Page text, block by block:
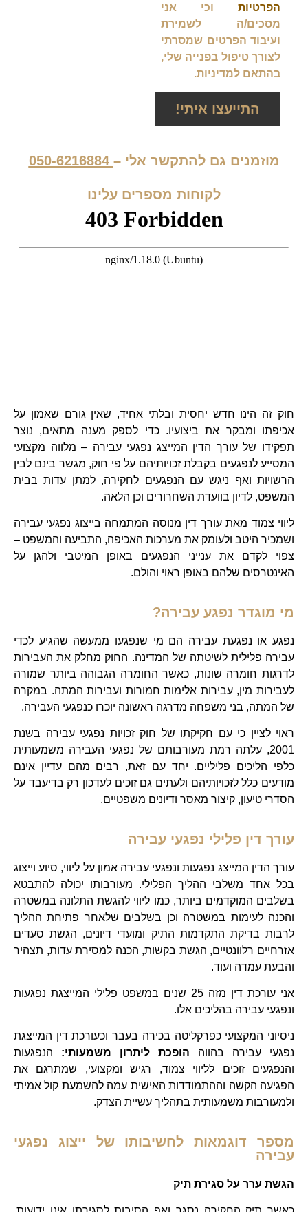
הפרטיות וכי אני
מסכים/ה לשמירת
ועיבוד הפרטים שמסרתי
לצורך טיפול בפנייה שלי,
בהתאם למדיניות.
התייעצו איתי!
מוזמנים גם להתקשר אלי – 050-6216884
לקוחות מספרים עלינו
חוק זה הינו חדש יחסית ובלתי אחיד, שאין גורם שאמון על
אכיפתו ומבקר את ביצועיו. כדי לספק מענה מתאים, נוצר
תפקידו של עורך הדין המייצג נפגעי עבירה – מלווה מקצועי
המסייע לנפגעים בקבלת זכויותיהם על פי חוק, מגשר בינם לבין
הרשויות ואף ניגש עם הנפגעים לחקירה, למתן עדות בבית
המשפט, לדיון בוועדת השחרורים וכן הלאה.
ליווי צמוד מאת עורך דין מנוסה המתמחה בייצוג נפגעי עבירה
ושמכיר היטב ולעומק את מערכות האכיפה, התביעה והמשפט –
צפוי לקדם את ענייני הנפגעים באופן המיטבי ולהגן על
האינטרסים שלהם באופן ראוי והולם.
מי מוגדר נפגע עבירה?
נפגע או נפגעת עבירה הם מי שנפגעו ממעשה שהגיע לכדי
עבירה פלילית לשיטתה של המדינה. החוק מחלק את העבירות
לדרגות חומרה שונות, כאשר החומרה הגבוהה ביותר שמורה
לעבירות מין, עבירות אלימות חמורות ועבירות המתה. במקרה
של המתה, בני משפחה מדרגה ראשונה יוכרו כנפגעי העבירה.
ראוי לציין כי עם חקיקתו של חוק זכויות נפגעי עבירה בשנת
2001, עלתה רמת מעורבותם של נפגעי העבירה משמעותית
כלפי הליכים פליליים. יחד עם זאת, רבים מהם עדיין אינם
מודעים כלל לזכויותיהם ולעתים גם זוכים לעדכון רק בדיעבד על
הסדרי טיעון, קיצור מאסר ודיונים משפטיים.
עורך דין פלילי נפגעי עבירה
עורך הדין המייצג נפגעות ונפגעי עבירה אמון על ליווי, סיוע וייצוג
בכל אחד משלבי ההליך הפלילי. מעורבותו יכולה להתבטא
בשלבים המוקדמים ביותר, כמו ליווי להגשת התלונה במשטרה
והכנה לעימות במשטרה וכן בשלבים שלאחר פתיחת ההליך
לרבות בדיקת התקדמות התיק ומועדי דיונים, הגשת סעדים
אזרחיים רלוונטיים, הגשת בקשות, הכנה למסירת עדות, תצהיר
והבעת עמדה ועוד.
אני עורכת דין מזה 25 שנים במשפט פלילי המייצגת נפגעות
ונפגעי עבירה בהליכים אלו.
ניסיוני המקצועי כפרקליטה בכירה בעבר וכעורכת דין המייצגת
נפגעי עבירה בהווה הופכת ליתרון משמעותי: הנפגעות
והנפגעים זוכים לליווי צמוד, רגיש ומקצועי, שמתרגם את
הפגיעה הקשה וההתמודדות האישית עמה להשמעת קול אמיתי
ולמעורבות משמעותית בתהליך עשיית הצדק.
מספר דוגמאות לחשיבותו של ייצוג נפגעי
עבירה
הגשת ערר על סגירת תיק